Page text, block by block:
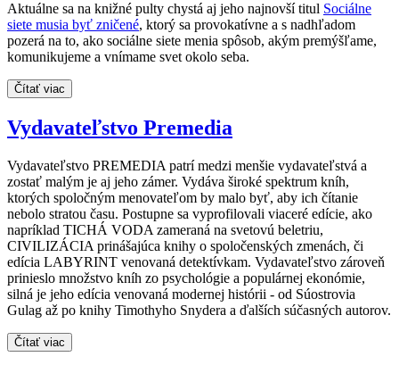
Aktuálne sa na knižné pulty chystá aj jeho najnovší titul Sociálne
siete musia byť zničené, ktorý sa provokatívne a s nadhľadom
pozerá na to, ako sociálne siete menia spôsob, akým premýšľame,
komunikujeme a vnímame svet okolo seba.
Čítať viac
Vydavateľstvo Premedia
Vydavateľstvo PREMEDIA patrí medzi menšie vydavateľstvá a
zostať malým je aj jeho zámer. Vydáva široké spektrum kníh,
ktorých spoločným menovateľom by malo byť, aby ich čítanie
nebolo stratou času. Postupne sa vyprofilovali viaceré edície, ako
napríklad TICHÁ VODA zameraná na svetovú beletriu,
CIVILIZÁCIA prinášajúca knihy o spoločenských zmenách, či
edícia LABYRINT venovaná detektívkam. Vydavateľstvo zároveň
prinieslo množstvo kníh zo psychológie a populárnej ekonómie,
silná je jeho edícia venovaná modernej histórii - od Súostrovia
Gulag až po knihy Timothyho Snydera a ďalších súčasných autorov.
Čítať viac